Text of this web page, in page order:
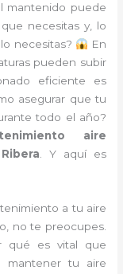
mantenido puede
necesitas y, lo
necesitas?
En
pueden subir
eficiente es
asegurar que tu
todo el año?
aire
. Y aquí es
a tu aire
no te preocupes.
qué es vital que
mantener tu aire